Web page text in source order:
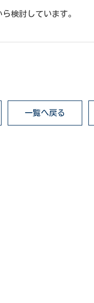
検討しています。
一覧へ戻る